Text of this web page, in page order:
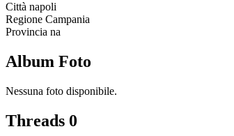
Città napoli
Regione Campania
Provincia na
Album Foto
Nessuna foto disponibile.
Threads 0